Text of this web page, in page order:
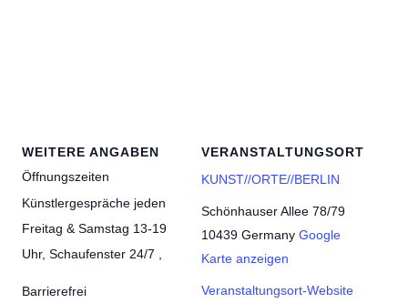
VERANSTALTUNGSORT
KUNST//ORTE//BERLIN
Schönhauser Allee 78/79
10439 Germany Google
Karte anzeigen
Veranstaltungsort-Website
WEITERE ANGABEN
Öffnungszeiten
Künstlergespräche jeden
Freitag & Samstag 13-19
Uhr, Schaufenster 24/7 ,
Barrierefrei